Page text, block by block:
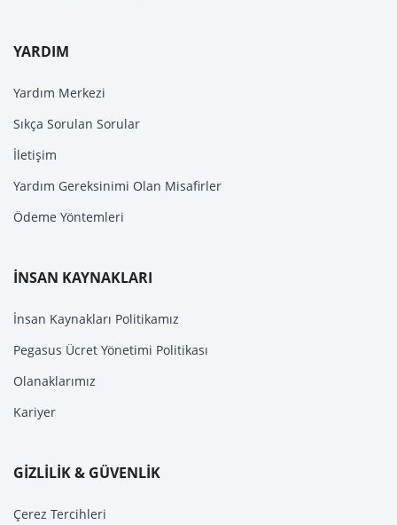
YARDIM
Yardım Merkezi
Sıkça Sorulan Sorular
İletişim
Yardım Gereksinimi Olan Misafirler
Ödeme Yöntemleri
İNSAN KAYNAKLARI
İnsan Kaynakları Politikamız
Pegasus Ücret Yönetimi Politikası
Olanaklarımız
Kariyer
GİZLİLİK & GÜVENLİK
Çerez Tercihleri